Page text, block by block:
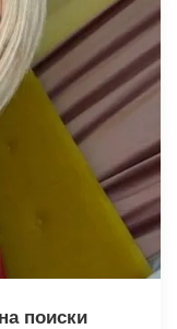
поиски